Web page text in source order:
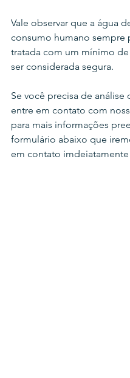
Vale observar que a água
consumo humano sempre
tratada com um mínimo
ser considerada segura.
Se você precisa de análise
entre em contato com
para mais informações
formulário abaixo que
em contato